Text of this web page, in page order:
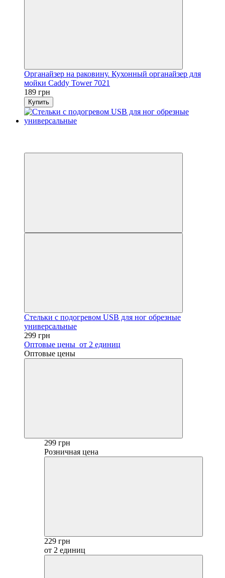
Органайзер на раковину. Кухонный органайзер для
мойки Caddy Tower 7021
189 грн
Купить
Стельки с подогревом USB для ног обрезные
универсальные
299 грн
Оптовые цены от 2 единиц
Оптовые цены
299 грн
Розничная цена
229 грн
от 2 единиц